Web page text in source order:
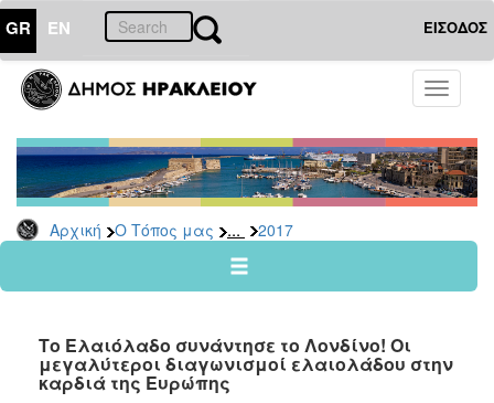
GR EN ΕΙΣΟΔΟΣ
Toggle
Αρχική Ο Τόπος μας ... 2017
ΤΟΠΟΣ
ΜΑΣ
Ανακοινώσεις
Αρχείο
2026
2024
2022
2021
Το Ελαιόλαδο συνάντησε το Λονδίνο! Οι
μεγαλύτεροι διαγωνισμοί ελαιολάδου στην
καρδιά της Ευρώπης